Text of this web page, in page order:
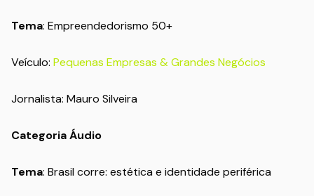
Tema: Empreendedorismo 50+
Veículo: Pequenas Empresas & Grandes Negócios
Jornalista: Mauro Silveira
Categoria Áudio
Tema: Brasil corre: estética e identidade periférica